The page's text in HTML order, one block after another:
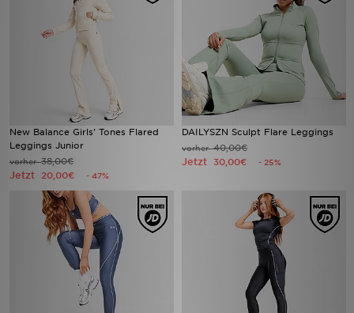
New Balance Girls' Tones Flared
Leggings Junior
vorher38,00€
Jetzt 20,00€ - 47%
DAILYSZN Sculpt Flare Leggings
vorher40,00€
Jetzt 30,00€ - 25%